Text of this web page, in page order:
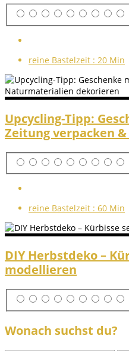
reine Bastelzeit : 20 Min
Upcycling-Tipp:
Zeitung verpacken
reine Bastelzeit : 60 Min
DIY Herbstdeko –
modellieren
Wonach suchst du?